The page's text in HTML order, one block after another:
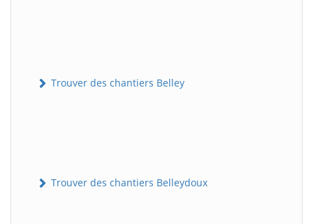
Trouver des chantiers Belley
Trouver des chantiers Belleydoux